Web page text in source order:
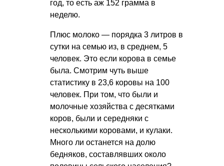
год, то есть аж 152 грамма в
неделю.
Плюс молоко — порядка 3 литров в
сутки на семью из, в среднем, 5
человек. Это если корова в семье
была. Смотрим чуть выше
статистику в 23,6 коровы на 100
человек. При том, что были и
молочные хозяйства с десятками
коров, были и середняки с
несколькими коровами, и кулаки.
Много ли останется на долю
бедняков, составлявших около